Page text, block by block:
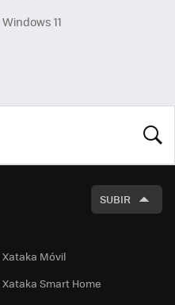
Windows 11
SUBIR
Xataka Móvil
Xataka Smart Home